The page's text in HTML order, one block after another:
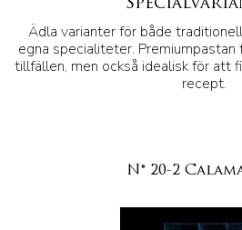
Ädla varianter för både
egna specialiteter.
tillfällen, men också idealisk för att
recept.
N° 20-2